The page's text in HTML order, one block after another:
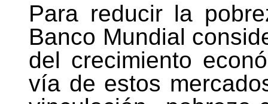
Para reducir la
Banco Mundial
del crecimiento
vía de estos